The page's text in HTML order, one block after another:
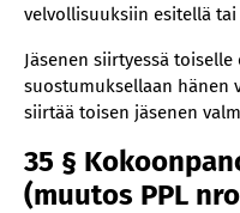
velvollisuuksiin esitellä tai
Jäsenen siirtyessä
suostumuksellaan hänen
siirtää toisen jäsenen
35 §
(muutos PPL